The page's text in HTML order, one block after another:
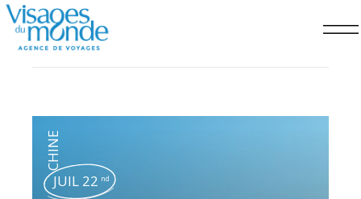
CHINE
JUIL 22 nd